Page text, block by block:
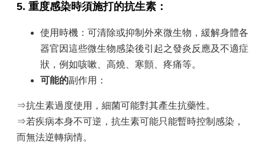
5. 重度感染時須施打的抗生素：
使用時機：可清除或抑制外來微生物，緩解身體各
器官因這些微生物感染後引起之發炎反應及不適症
狀，例如咳嗽、高燒、寒顫、疼痛等。
可能的副作用：
⇒抗生素過度使用，細菌可能對其產生抗藥性。
⇒若疾病本身不可逆，抗生素可能只能暫時控制感染，
而無法逆轉病情。